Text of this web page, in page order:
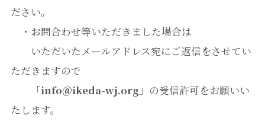
ださい。
・お問合わせ等いただきました場合は
いただいたメールアドレス宛にご返信をさせてい
ただきますので
「info＠ikeda-wj.org 」の受信許可をお願いい
たします。